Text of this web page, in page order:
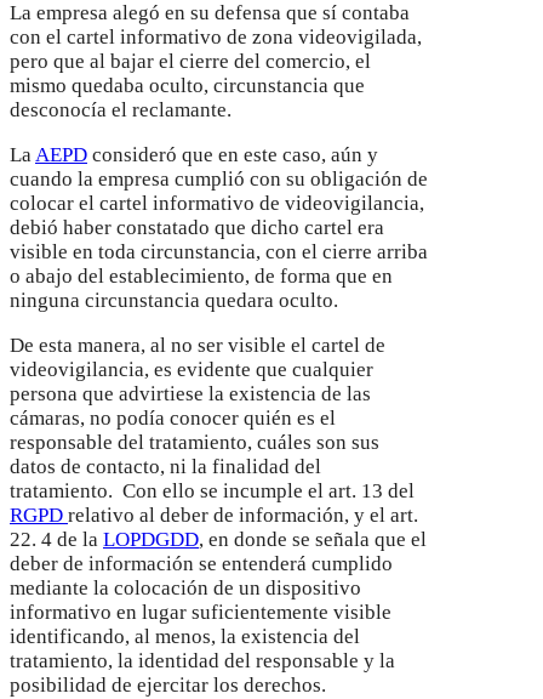
La empresa alegó en su defensa que sí contaba
con el cartel informativo de zona videovigilada,
pero que al bajar el cierre del comercio, el
mismo quedaba oculto, circunstancia que
desconocía el reclamante.
LaAEPD consideró que en este caso, aún y
cuando la empresa cumplió con su obligación de
colocar el cartel informativo de videovigilancia,
debió haber constatado que dicho cartel era
visible en toda circunstancia, con el cierre arriba
o abajo del establecimiento, de forma que en
ninguna circunstancia quedara oculto.
De esta manera, al no ser visible el cartel de
videovigilancia, es evidente que cualquier
persona que advirtiese la existencia de las
cámaras, no podía conocer quién es el
responsable del tratamiento, cuáles son sus
datos de contacto, ni la finalidad del
tratamiento. Con ello se incumple el art. 13 del
RGPD relativo al deber de información, y el art.
22. 4 de la LOPDGDD, en donde se señala que el
deber de información se entenderá cumplido
mediante la colocación de un dispositivo
informativo en lugar suficientemente visible
identificando, al menos, la existencia del
tratamiento, la identidad del responsable y la
posibilidad de ejercitar los derechos.